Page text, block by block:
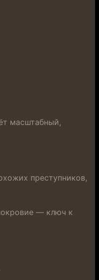
масштабный,
преступников,
— ключ к